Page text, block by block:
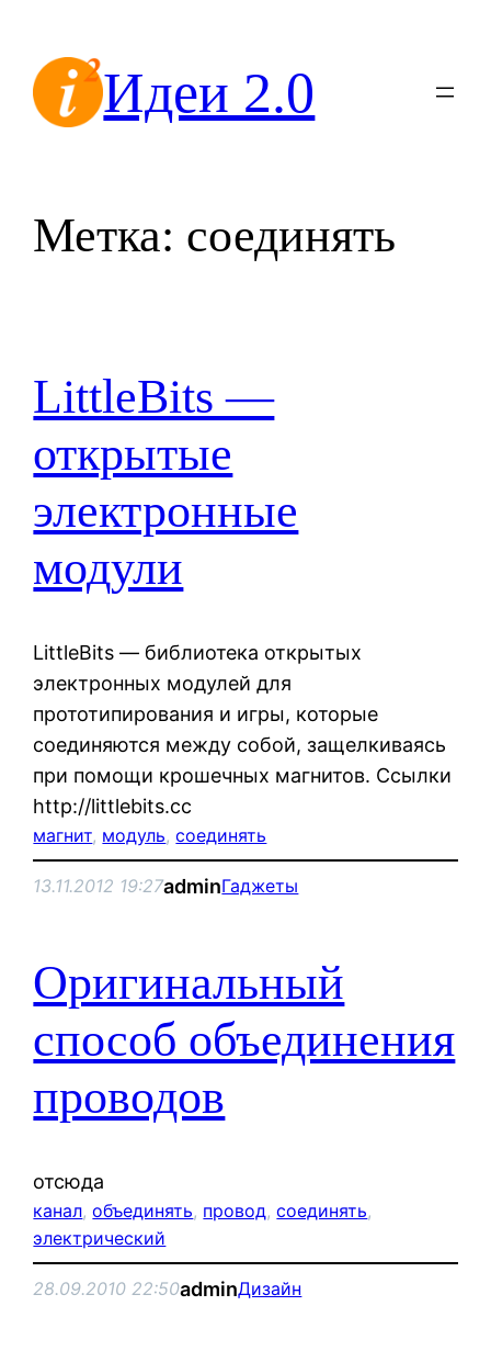
содержимомуИдеи 2.0
Метка: соединять
LittleBits —
открытые
электронные
модули
LittleBits — библиотека открытых
электронных модулей для
прототипирования и игры, которые
соединяются между собой, защелкиваясь
при помощи крошечных магнитов. Ссылки
http://littlebits.cc
магнит, модуль, соединять
13.11.2012 19:27adminГаджеты
Оригинальный
способ объединения
проводов
отсюда
канал, объединять, провод, соединять
электрический
28.09.2010 22:50adminДизайн